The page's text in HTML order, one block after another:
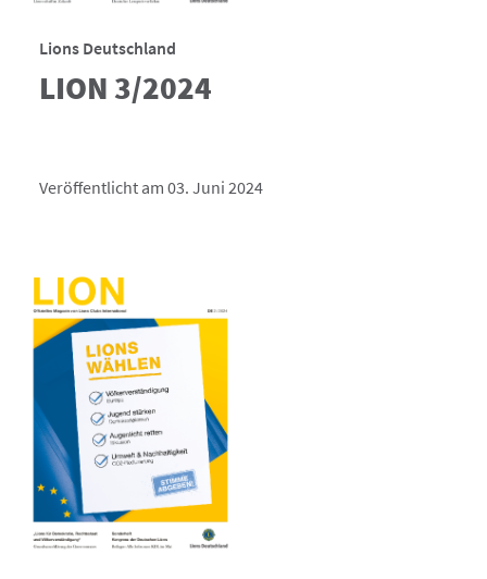
Lions Deutschland
LION 3/2024
Veröffentlicht am 03. Juni 2024